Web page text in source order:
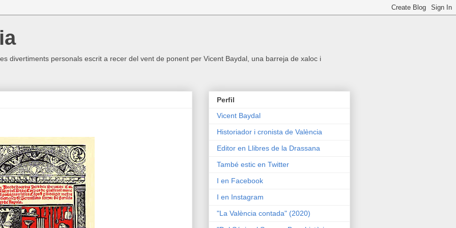
divertiments personals escrit a recer del vent de ponent per Vicent Baydal, una barreja de xaloc i
Perfil
Vicent Baydal
Historiador i cronista de València
Editor en Llibres de la Drassana
També estic en Twitter
I en Facebook
I en Instagram
"La València contada" (2020)